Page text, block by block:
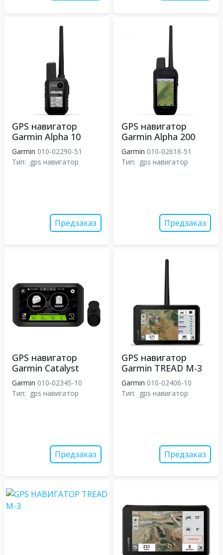
GPS навигатор
Garmin Alpha 10
Garmin 010-02290-51
Тип: gps навигатор
Предзаказ
GPS навигатор
Garmin Alpha 200
Garmin 010-02616-51
Тип: gps навигатор
Предзаказ
GPS навигатор
Garmin Catalyst
Garmin 010-02345-10
Тип: gps навигатор
Предзаказ
GPS навигатор
Garmin TREAD M-3
Garmin 010-02406-10
Тип: gps навигатор
Предзаказ